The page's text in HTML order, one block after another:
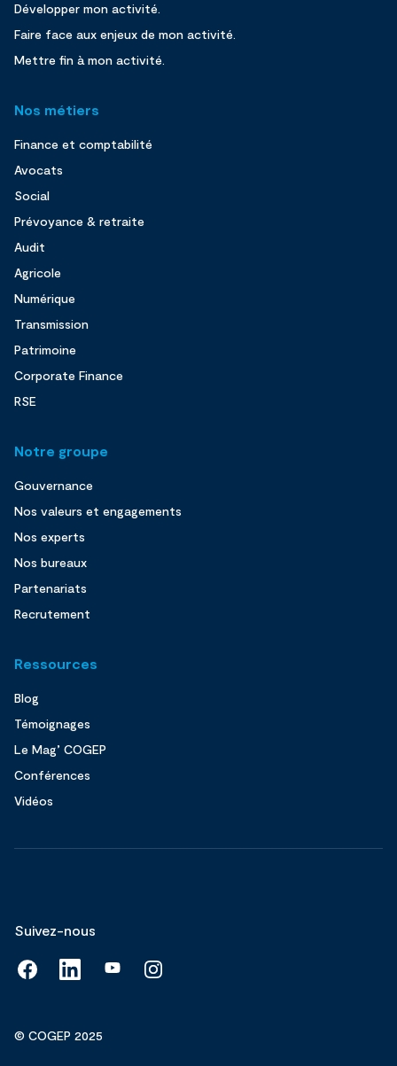
Développer mon activité.
Faire face aux enjeux de mon activité.
Mettre fin à mon activité.
Nos métiers
Finance et comptabilité
Avocats
Social
Prévoyance & retraite
Audit
Agricole
Numérique
Transmission
Patrimoine
Corporate Finance
RSE
Notre groupe
Gouvernance
Nos valeurs et engagements
Nos experts
Nos bureaux
Partenariats
Recrutement
Ressources
Blog
Témoignages
Le Mag’ COGEP
Conférences
Vidéos
Suivez-nous
© COGEP 2025